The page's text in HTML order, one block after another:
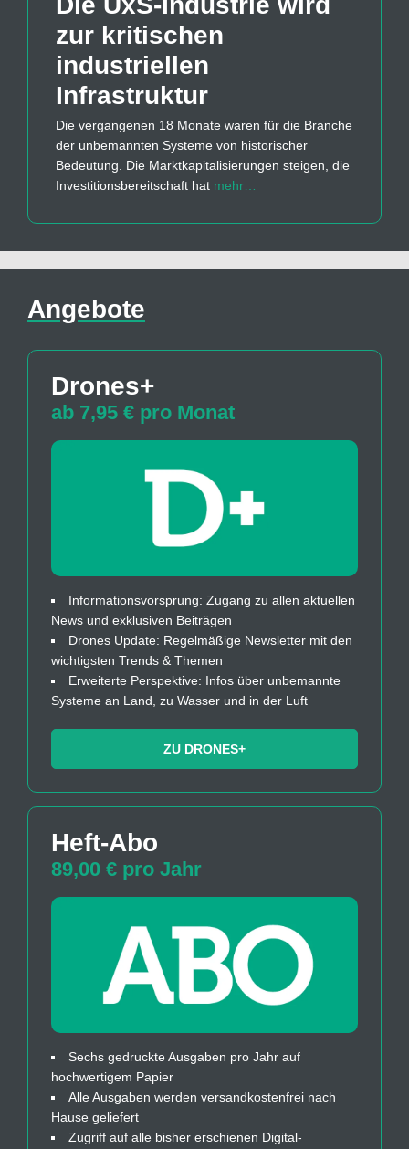
zur kritischen
industriellen
Infrastruktur
Die vergangenen 18 Monate waren für die Branche
der unbemannten Systeme von historischer
Bedeutung. Die Marktkapitalisierungen steigen, die
Investitionsbereitschaft hat mehr…
Angebote
Drones+
ab 7,95 € pro Monat
Informationsvorsprung: Zugang zu allen aktuellen
News und exklusiven Beiträgen
Drones Update: Regelmäßige Newsletter mit den
wichtigsten Trends & Themen
Erweiterte Perspektive: Infos über unbemannte
Systeme an Land, zu Wasser und in der Luft
ZU DRONES+
Heft-Abo
89,00 € pro Jahr
Sechs gedruckte Ausgaben pro Jahr auf
hochwertigem Papier
Alle Ausgaben werden versandkostenfrei nach
Hause geliefert
Zugriff auf alle bisher erschienen Digital-